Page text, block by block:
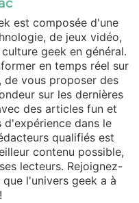
est composée d'une
de jeux vidéo,
geek en général.
en temps réel sur
vous proposer des
sur les dernières
des articles fun et
d'expérience dans le
qualifiés est
contenu possible,
lecteurs. Rejoignez-
l'univers geek a à